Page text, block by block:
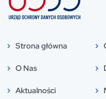
Strona główna
O Nas
Aktualności